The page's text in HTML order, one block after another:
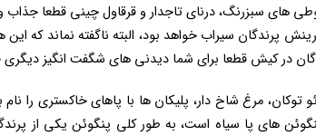
های سبزرنگ، درنای تاجدار و قرقاول چینی قطعا
پرندگان سیراب خواهد بود، البته ناگفته نماند که
در کیش قطعا برای شما دیدنی های شگفت انگیز
توکان، مرغ شاخ دار، پلیکان ها با پاهای خاکستری را
های پا سیاه است، به طور کلی پنگوئن یکی از